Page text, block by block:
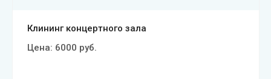
Клининг концертного зала
Цена: 6000 руб.